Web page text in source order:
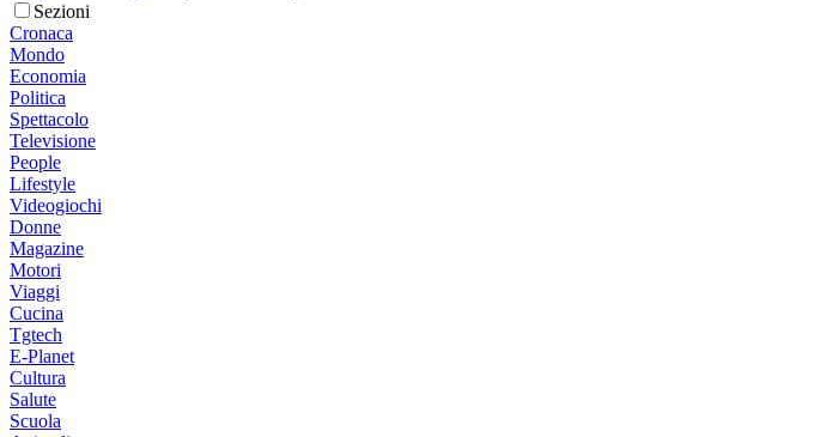
Sezioni
Cronaca
Mondo
Economia
Politica
Spettacolo
Televisione
People
Lifestyle
Videogiochi
Donne
Magazine
Motori
Viaggi
Cucina
Tgtech
E-Planet
Cultura
Salute
Scuola